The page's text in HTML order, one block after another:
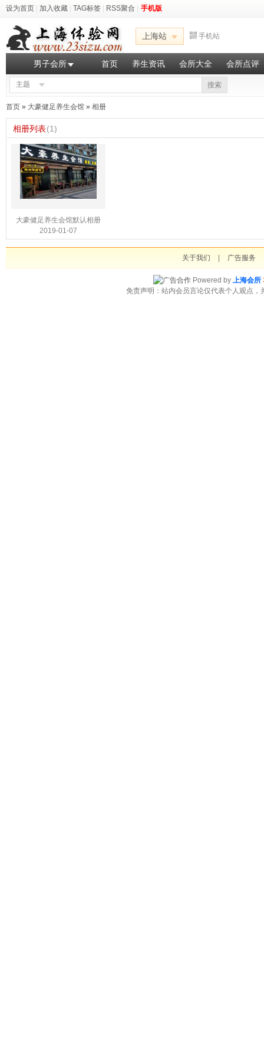
设为首页 加入收藏 TAG标签 RSS聚合 手机版
上海站 手机站
男子会所 首页 养生资讯 会所大全 会所点评
主题 搜索
首页 » 大豪健足养生会馆 » 相册
相册列表(1)
大豪健足养生会馆默认相册
2019-01-07
关于我们 广告服务
Powered by 上海会所
免责声明：站内会员言论仅代表个人观点